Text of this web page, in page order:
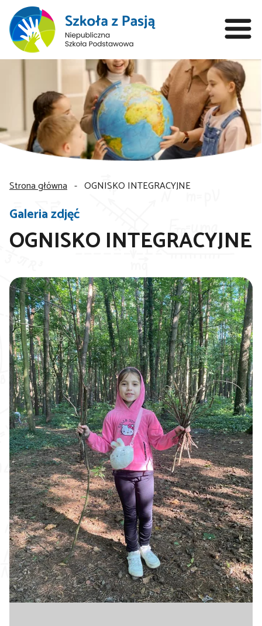
Galeria zdjęć
OGNISKO INTEGRACYJNE
Strona główna - OGNISKO INTEGRACYJNE